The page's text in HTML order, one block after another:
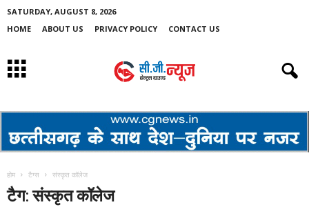
SATURDAY, AUGUST 8, 2026
HOME
ABOUT US PRIVACY POLICY CONTACT US
होम टैग्स संस्कृत कॉलेज
टैग: संस्कृत कॉलेज